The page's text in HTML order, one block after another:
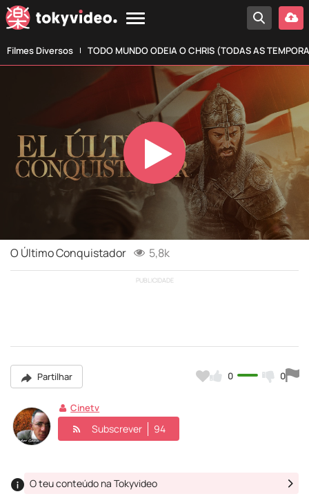
Filmes Diversos TODO MUNDO ODEIA O CHRIS (TODAS AS
Play
Video
O Último Conquistador 5,8k
PUBLICIDADE
Partilhar 0 0
Cinetv
Subscrever 94
O teu conteúdo na Tokyvideo